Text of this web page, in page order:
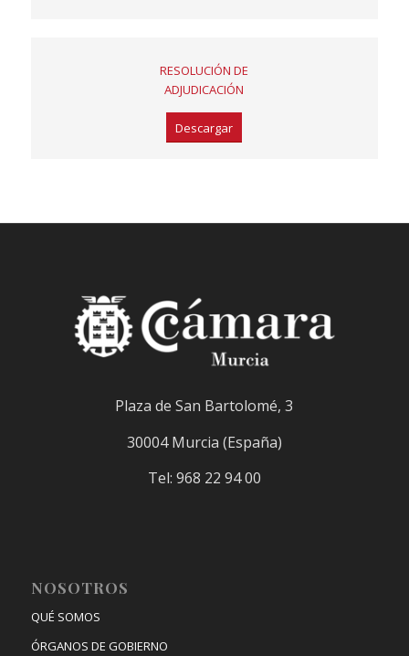
RESOLUCIÓN DE
ADJUDICACIÓN
Descargar
Plaza de San Bartolomé, 3
30004 Murcia (España)
Tel: 968 22 94 00
NOSOTROS
QUÉ SOMOS
ÓRGANOS DE GOBIERNO